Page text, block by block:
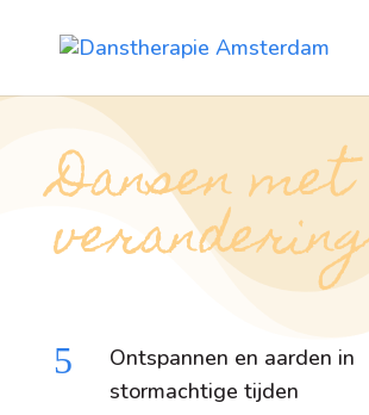
Dansen met
verandering
5
Ontspannen en aarden in
stormachtige tijden